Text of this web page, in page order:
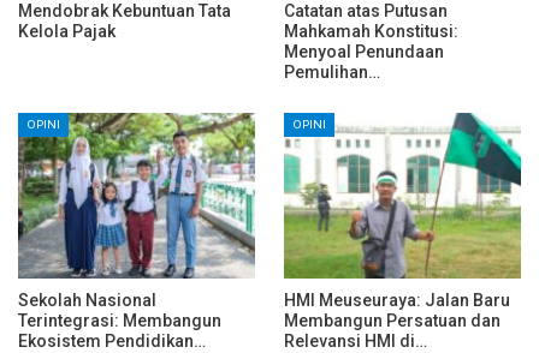
Mendobrak Kebuntuan Tata
Kelola Pajak
Catatan atas Putusan
Mahkamah Konstitusi:
Menyoal Penundaan
Pemulihan…
OPINI
Sekolah Nasional
Terintegrasi: Membangun
Ekosistem Pendidikan…
OPINI
HMI Meuseuraya: Jalan Baru
Membangun Persatuan dan
Relevansi HMI di…